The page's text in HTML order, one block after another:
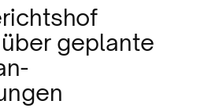
geplante